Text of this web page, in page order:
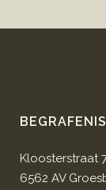
Kloosterstraat
6562 AV